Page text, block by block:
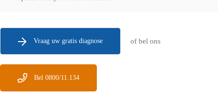
Vraag uw gratis diagnose of bel ons
Bel 0800/11.134